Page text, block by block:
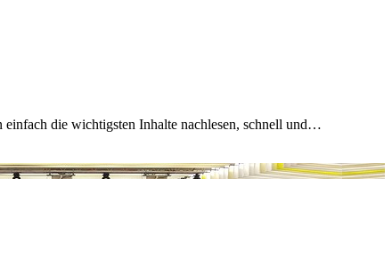
einfach die wichtigsten Inhalte nachlesen, schnell und…